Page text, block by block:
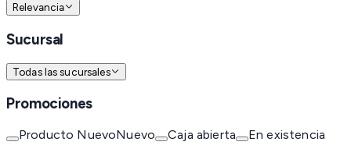
Relevancia
Sucursal
Todas las sucursales
Promociones
Producto NuevoNuevo Caja abierta En existencia